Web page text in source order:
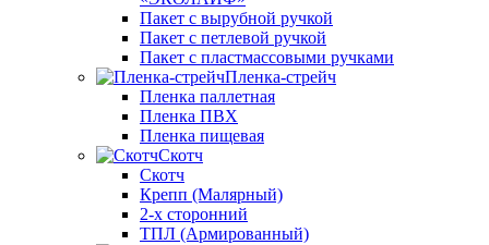
Пакет с вырубной ручкой
Пакет с петлевой ручкой
Пакет с пластмассовыми ручками
Пленка-стрейч
Пленка паллетная
Пленка ПВХ
Пленка пищевая
Скотч
Скотч
Крепп (Малярный)
2-х сторонний
ТПЛ (Армированный)